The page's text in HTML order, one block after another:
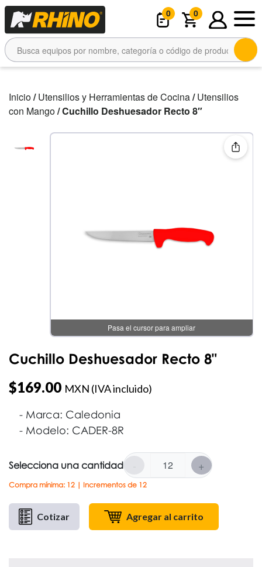
0 0
Inicio/Utensilios y Herramientas de Cocina/Utensilios
con Mango/ Cuchillo Deshuesador Recto 8″
Pasa el cursor para ampliar
Cuchillo Deshuesador Recto 8"
$169.00 MXN (IVA incluido)
Marca: Caledonia
Modelo: CADER-8R
Selecciona una cantidad +
Compra mínima: 12 | Incrementos de 12
Cotizar Agregar al carrito